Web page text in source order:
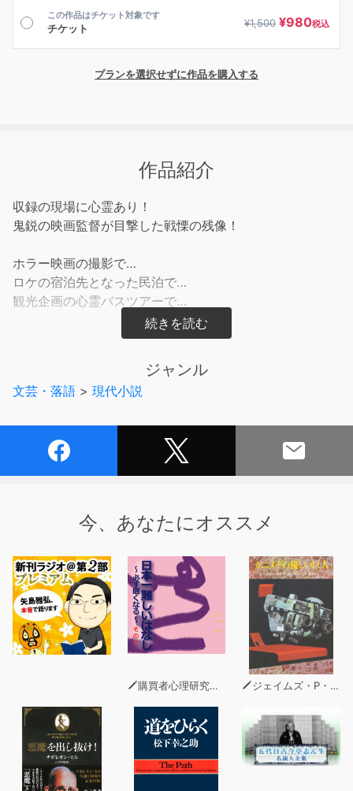
この作品はチケット対象です
チケット ¥1,500 ¥980税込
プランを選択せずに作品を購入する
作品紹介
収録の現場に心霊あり！
鬼鋭の映画監督が目撃した戦慄の残像！
ホラー映画の撮影で…
ロケの宿泊先となった民泊で…
観光企画の心霊バスツアーで…
引き金はあの犯罪史上稀にみる凄惨な事件だったのか…
目の当たりにしてきた怪異をつぶさに語る！
02：ホラー映画の撮影で。ホテル内の指示された場所で
03：入居すると1か月以内に死んでしまう。そんなジンク
女性がそこに移ることになり、心配で先輩介護士に相談す
ると…茜の部屋
04：映画の地方ロケで。人数分の宿が手配できず地元企
業の寮として使われていた民泊に泊まることになった二人
の俳優。どことなく漂う雰囲気の不気味さを感じっとって
はいたのだが…民泊
05：撮影で使用する予定の廃墟。早めに着いたため中を
ィルムコミッションの人だと思い案内してもらっていたの
だが…ロケハン
06：ホラーをモチーフとしたバスツアーのルート上にあ
る海岸で、多くの人が感じた原因不明の異臭。その直後参
ジャンル
文芸・落語 > 現代小説
今、あなたにオススメ
購買者心理研究所 株式会社モデンナ 顧問 青木幹和 ジェイムズ・P・ホーガン